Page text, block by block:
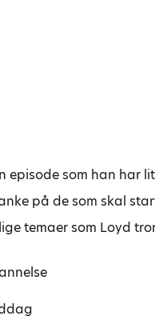
episode som han har
på de som skal
temaer som Loyd